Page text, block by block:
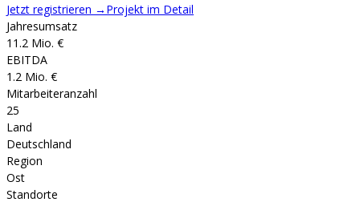
Jetzt registrieren → Projekt im Detail
Jahresumsatz
11.2 Mio. €
EBITDA
1.2 Mio. €
Mitarbeiteranzahl
25
Land
Deutschland
Region
Ost
Standorte